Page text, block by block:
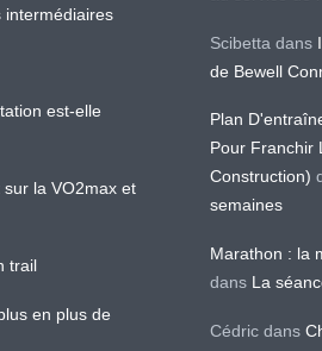
intermédiaires
est-elle
la VO2max et
trail
en plus de
Scibetta dans
de Bewell
Plan
Pour Franchir
Construction)
semaines
Marathon : la
dans La
Cédric dans